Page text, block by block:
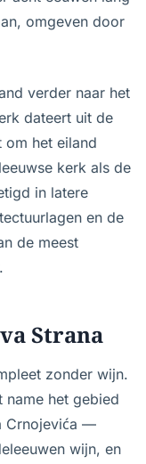
omgeven door
verder naar het
dateert uit de
het eiland
kerk als de
in latere
en de
de meest
Strana
zonder wijn.
het gebied
Crnojevića —
wijn, en